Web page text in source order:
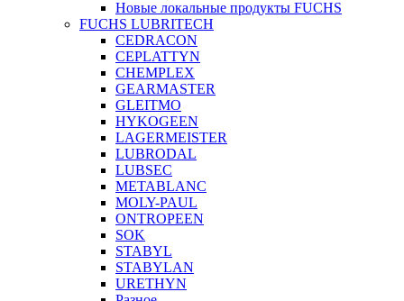
Новые локальные продукты FUCHS
FUCHS LUBRITECH
CEDRACON
CEPLATTYN
CHEMPLEX
GEARMASTER
GLEITMO
HYKOGEEN
LAGERMEISTER
LUBRODAL
LUBSEC
METABLANC
MOLY-PAUL
ONTROPEEN
SOK
STABYL
STABYLAN
URETHYN